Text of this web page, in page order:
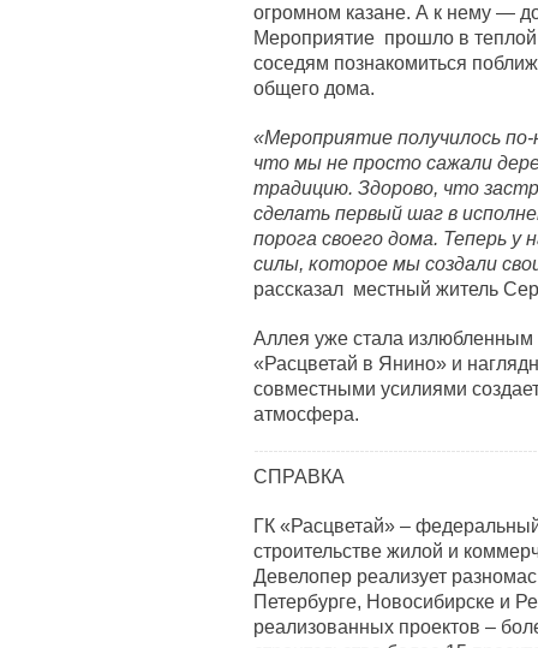
огромном казане. А к нему —
Мероприятие прошло в
соседям познакомиться
общего дома.
«Мероприятие получилось
что мы не просто сажали
традицию. Здорово, что
сделать первый шаг в
порога своего дома. Теперь
силы, которое мы создали
рассказал местный житель
Аллея уже стала излюбленным
«Расцветай в Янино» и
совместными усилиями
атмосфера.
СПРАВКА
ГК «Расцветай» –
строительстве жилой и
Девелопер реализует
Петербурге, Новосибирске и
реализованных проектов –